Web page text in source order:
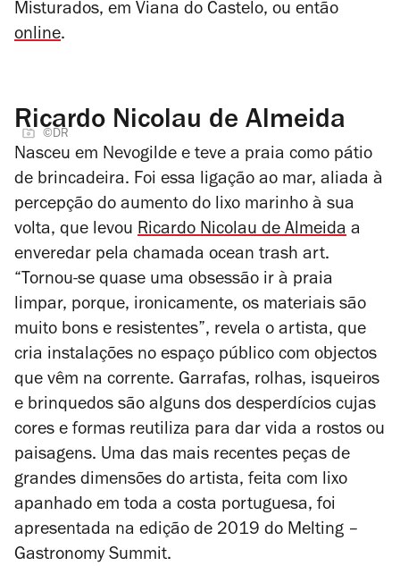
Misturados, em Viana do Castelo, ou então
online.
Ricardo Nicolau de Almeida
©DR
Nasceu em Nevogilde e teve a praia como pátio
de brincadeira. Foi essa ligação ao mar, aliada à
percepção do aumento do lixo marinho à sua
volta, que levou Ricardo Nicolau de Almeida a
enveredar pela chamada ocean trash art.
“Tornou-se quase uma obsessão ir à praia
limpar, porque, ironicamente, os materiais são
muito bons e resistentes”, revela o artista, que
cria instalações no espaço público com objectos
que vêm na corrente. Garrafas, rolhas, isqueiros
e brinquedos são alguns dos desperdícios cujas
cores e formas reutiliza para dar vida a rostos ou
paisagens. Uma das mais recentes peças de
grandes dimensões do artista, feita com lixo
apanhado em toda a costa portuguesa, foi
apresentada na edição de 2019 do Melting –
Gastronomy Summit.